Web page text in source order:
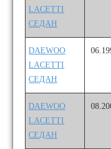
LACETTI
СЕДАН
DAEWOO
LACETTI
СЕДАН
DAEWOO
LACETTI
СЕДАН